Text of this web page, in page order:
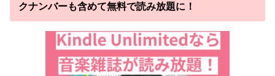
クナンバーも含めて無料で読み放題に！